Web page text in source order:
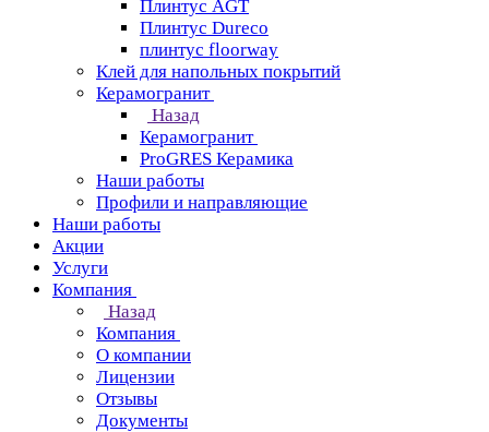
Плинтус AGT
Плинтус Dureco
плинтус floorway
Клей для напольных покрытий
Керамогранит
Назад
Керамогранит
ProGRES Керамика
Наши работы
Профили и направляющие
Наши работы
Акции
Услуги
Компания
Назад
Компания
О компании
Лицензии
Отзывы
Документы